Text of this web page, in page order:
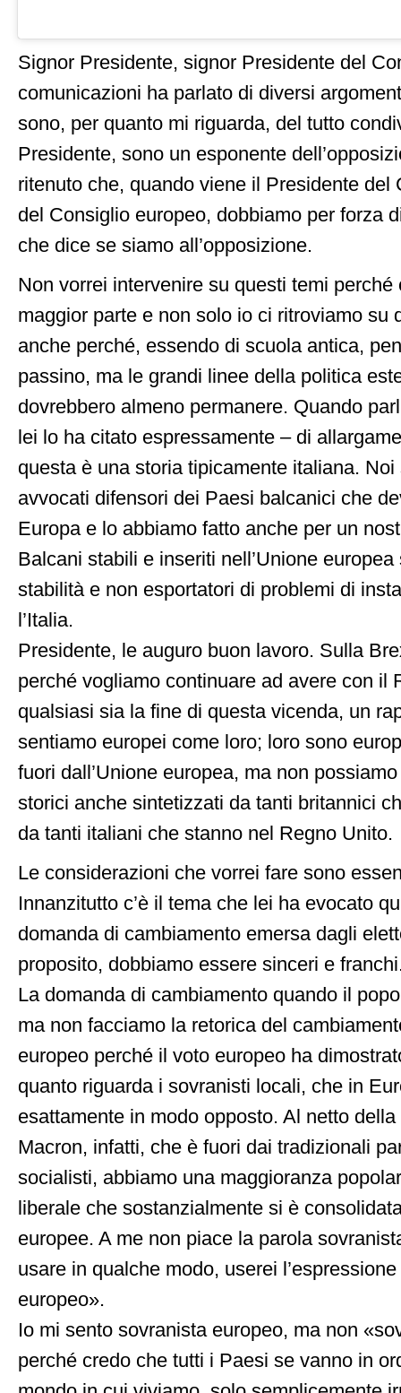
Signor Presidente, signor Presidente del
comunicazioni ha parlato di diversi
sono, per quanto mi riguarda, del tutto
Presidente, sono un esponente
ritenuto che, quando viene il Presidente del
del Consiglio europeo, dobbiamo per forza
che dice se siamo all’opposizione.
Non vorrei intervenire su questi temi perché
maggior parte e non solo io ci ritroviamo su
anche perché, essendo di scuola antica,
passino, ma le grandi linee della politica
dovrebbero almeno permanere. Quando
lei lo ha citato espressamente – di
questa è una storia tipicamente italiana.
avvocati difensori dei Paesi balcanici che
Europa e lo abbiamo fatto anche per un
Balcani stabili e inseriti nell’Unione
stabilità e non esportatori di problemi di
l’Italia.
Presidente, le auguro buon lavoro. Sulla
perché vogliamo continuare ad avere con il
qualsiasi sia la fine di questa vicenda, un
sentiamo europei come loro; loro sono
fuori dall’Unione europea, ma non
storici anche sintetizzati da tanti britannici
da tanti italiani che stanno nel Regno Unito.
Le considerazioni che vorrei fare sono
Innanzitutto c’è il tema che lei ha evocato
domanda di cambiamento emersa dagli
proposito, dobbiamo essere sinceri e
La domanda di cambiamento quando il
ma non facciamo la retorica del
europeo perché il voto europeo ha
quanto riguarda i sovranisti locali, che in
esattamente in modo opposto. Al netto
Macron, infatti, che è fuori dai tradizionali
socialisti, abbiamo una maggioranza
liberale che sostanzialmente si è
europee. A me non piace la parola
usare in qualche modo, userei
europeo».
Io mi sento sovranista europeo, ma non
perché credo che tutti i Paesi se vanno in